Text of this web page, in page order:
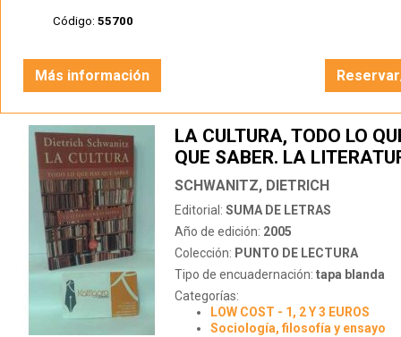
Código: 55700
Más información
LA CULTURA, TODO LO
QUE SABER. LA
EUROPEA
SCHWANITZ, DIETRICH
Editorial: SUMA DE LETRAS
Año de edición: 2005
Colección: PUNTO DE LECTURA
Tipo de encuadernación: tapa blanda
Categorías:
LOW COST - 1, 2 Y 3 EUROS
Sociología, filosofía y ensayo